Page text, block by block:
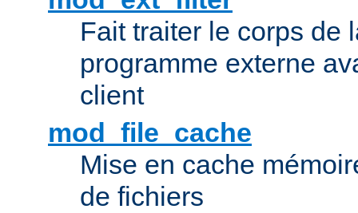
Fait traiter le corps de
programme externe
client
mod_file_cache
Mise en cache
de fichiers